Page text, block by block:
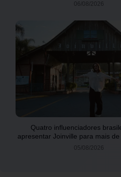
06/08/2026
Quatro influenciadores
apresentar Joinville para mais de
seguidores
05/08/2026